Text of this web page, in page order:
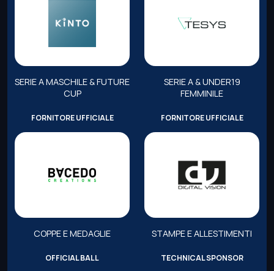
SERIE A MASCHILE & FUTURE
CUP
SERIE A & UNDER19
FEMMINILE
FORNITORE UFFICIALE
COPPE E MEDAGLIE
FORNITORE UFFICIALE
STAMPE E ALLESTIMENTI
OFFICIAL BALL TECHNICAL SPONSOR